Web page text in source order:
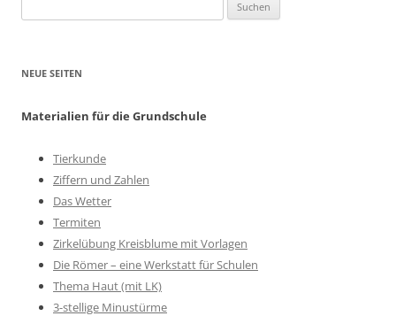
nach:
NEUE SEITEN
Materialien für die Grundschule
Tierkunde
Ziffern und Zahlen
Das Wetter
Termiten
Zirkelübung Kreisblume mit Vorlagen
Die Römer – eine Werkstatt für Schulen
Thema Haut (mit LK)
3-stellige Minustürme